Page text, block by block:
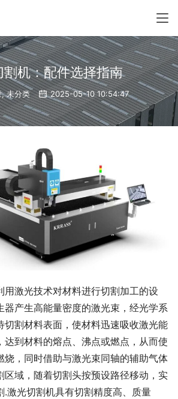
割机：配件选择指南
,未分类 2025-05-10 10:54:47
用激光技术对材料进行切割加工的设
器产生高能量密度的激光束，经光学系
切割材料表面，使材料迅速吸收激光能
达到材料的熔点、沸点或燃点，从而使
烧，同时借助与激光束同轴的辅助气体
区域，随着切割头按预设路径移动，实
.激光切割机具有切割精度高、质量